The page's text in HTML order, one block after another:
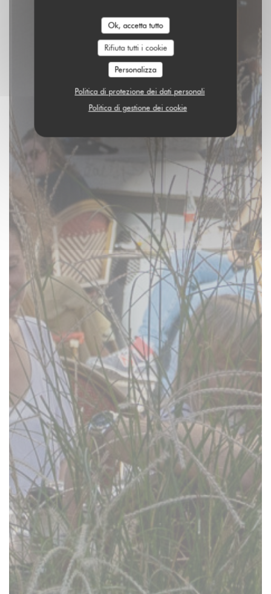
Ok, accetta tutto
Rifiuta tutti i cookie
Personalizza
Politica di protezione dei dati personali
Politica di gestione dei cookie